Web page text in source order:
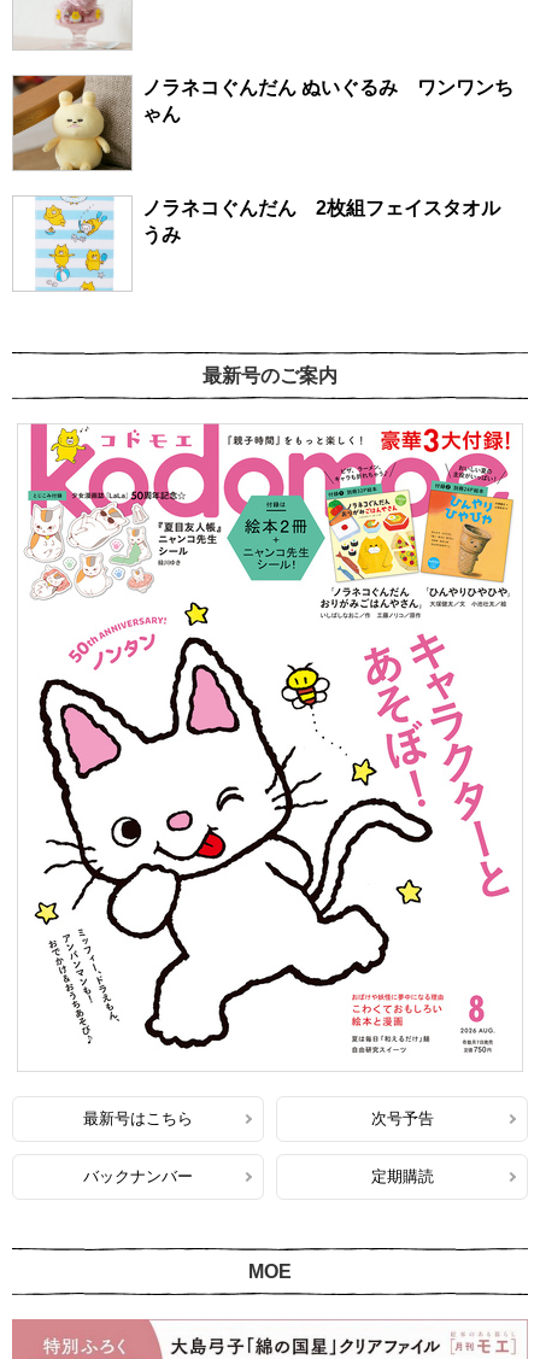
ノラネコぐんだん ぬいぐるみ ワンワンち
ゃん
ノラネコぐんだん 2枚組フェイスタオル
うみ
最新号のご案内
最新号はこちら 次号予告
バックナンバー 定期購読
MOE